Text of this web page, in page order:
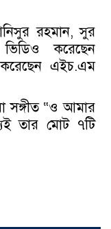
রহমান, সুর
করেছেন
এইচ.এম
সঙ্গীত “ও আমার
তার মোট ৭টি